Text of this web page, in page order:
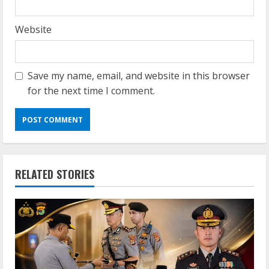
Website
Save my name, email, and website in this browser
for the next time I comment.
RELATED STORIES